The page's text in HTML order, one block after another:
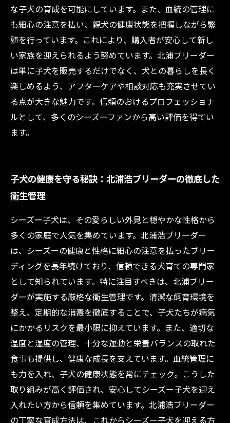
な子犬の育成を可能にしています。また、血統の管理に
も細心の注意を払い、親犬の健康状態を把握しながら繁
殖を行っています。これにより、購入者が安心して新し
い家族を迎えられるよう努めています。北浦ブリーダー
は単に子犬を販売するだけでなく、犬との暮らしを長く
楽しめるよう、アフターケアや相談対応も充実させてい
る点が大きな魅力です。信頼のおけるプロフェッショナ
ルとして、多くのシーズーファンから高い評価を得てい
ます。
子犬の健康を守る秘訣：北浦浩ブリーダーの徹底した
衛生管理
シーズー子犬は、その愛らしい外見と穏やかな性格から
多くの家庭で人気を集めています。北浦浩ブリーダー
は、シーズーの健康と性格に細心の注意を払ったブリー
ディングを長年続けており、信頼できる犬育ての専門家
として知られています。特に注目すべきは、北浦ブリー
ダーが実施する厳格な衛生管理です。清潔な飼育環境を
整え、定期的な消毒を徹底することで、子犬たちが病気
にかかるリスクを最小限に抑えています。また、適切な
温度と湿度の管理、十分な運動と栄養バランスの取れた
食事も提供し、健康な成長を支えています。血統管理に
も力を入れ、子犬の健康状態を常にチェック。こうした
取り組みが高く評価され、安心してシーズー子犬を迎え
入れたい方から信頼を集めています。北浦浩ブリーダー
の丁寧な育成方法は、これからシーズー子犬を迎える方